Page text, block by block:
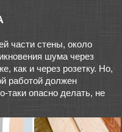
части стены, около
шума через
как и через розетку. Но,
работой должен
таки опасно делать, не